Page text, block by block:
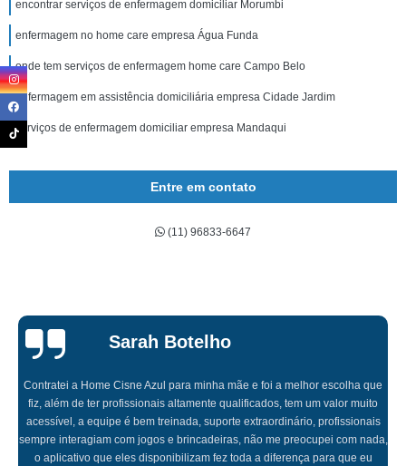
encontrar serviços de enfermagem domiciliar Morumbi
enfermagem no home care empresa Água Funda
onde tem serviços de enfermagem home care Campo Belo
enfermagem em assistência domiciliária empresa Cidade Jardim
serviços de enfermagem domiciliar empresa Mandaqui
Entre em contato
(11) 96833-6647
Sarah Botelho
Contratei a Home Cisne Azul para minha mãe e foi a melhor escolha que
fiz, além de ter profissionais altamente qualificados, tem um valor muito
acessível, a equipe é bem treinada, suporte extraordinário, profissionais
sempre interagiam com jogos e brincadeiras, não me preocupei com nada,
o aplicativo que eles disponibilizam fez toda a diferença para que eu